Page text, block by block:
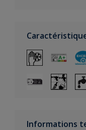
Informations